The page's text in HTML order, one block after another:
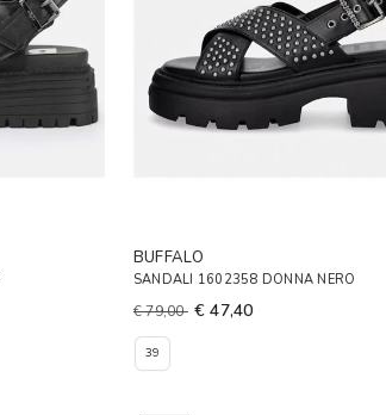
BUFFALO
SANDALI 1602358 DONNA NERO
€ 79,00 € 47,40
39